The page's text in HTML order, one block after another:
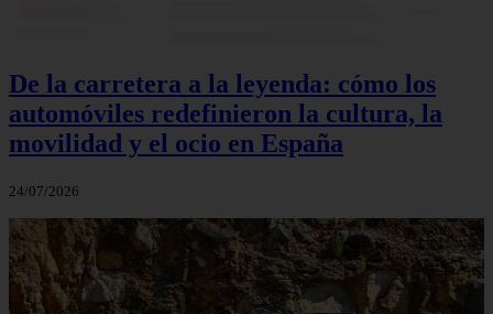
De la carretera a la leyenda: cómo los
automóviles redefinieron la cultura, la
movilidad y el ocio en España
24/07/2026